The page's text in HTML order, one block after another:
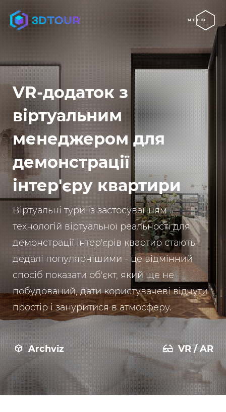
МЕНЮ
VR-додаток з
віртуальним
менеджером для
демонстрації
інтер'єру квартири
Віртуальні тури із застосуванням
технологій віртуальної реальності для
демонстрації інтер'єрів квартир стають
дедалі популярнішими - це відмінний
спосіб показати об'єкт, який ще не
побудований, дати користувачеві відчути
простір і зануритися в атмосферу.
Archviz VR / AR